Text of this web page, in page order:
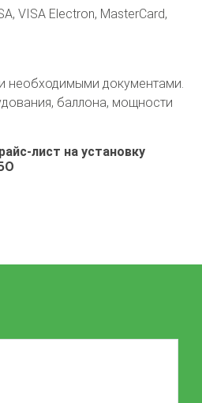
VISA Electron, MasterCard,
необходимыми документами.
баллона, мощности
лист на установку